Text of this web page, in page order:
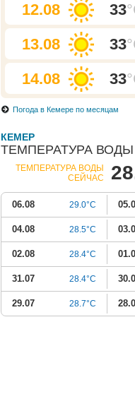
12.08 33
13.08 33
14.08 33
Погода в Кемере по месяцам
КЕМЕР
ТЕМПЕРАТУРА
ТЕМПЕРАТУРА ВОДЫ
СЕЙЧАС
06.08 29.0°C
04.08 28.5°C
02.08 28.4°C
31.07 28.4°C
29.07 28.7°C